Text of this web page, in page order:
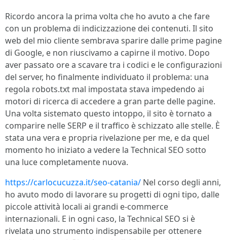
Ricordo ancora la prima volta che ho avuto a che fare
con un problema di indicizzazione dei contenuti. Il sito
web del mio cliente sembrava sparire dalle prime pagine
di Google, e non riuscivamo a capirne il motivo. Dopo
aver passato ore a scavare tra i codici e le configurazioni
del server, ho finalmente individuato il problema: una
regola robots.txt mal impostata stava impedendo ai
motori di ricerca di accedere a gran parte delle pagine.
Una volta sistemato questo intoppo, il sito è tornato a
comparire nelle SERP e il traffico è schizzato alle stelle. È
stata una vera e propria rivelazione per me, e da quel
momento ho iniziato a vedere la Technical SEO sotto
una luce completamente nuova.
https://carlocucuzza.it/seo-catania/ Nel corso degli anni,
ho avuto modo di lavorare su progetti di ogni tipo, dalle
piccole attività locali ai grandi e-commerce
internazionali. E in ogni caso, la Technical SEO si è
rivelata uno strumento indispensabile per ottenere